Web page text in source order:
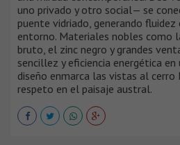
uno privado y otro social— se
puente vidriado, generando
entorno. Materiales nobles como
bruto, el zinc negro y grandes
sencillez y eficiencia energética
diseño enmarca las vistas al cerro
respeto en el paisaje austral.